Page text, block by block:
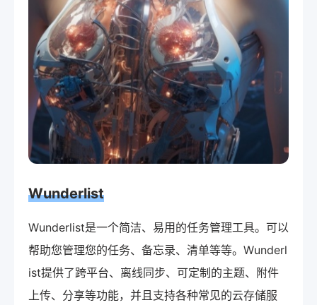
Wunderlist
Wunderlist是一个简洁、易用的任务管理工具。可以
帮助您管理您的任务、备忘录、清单等等。Wunderl
ist提供了跨平台、离线同步、可定制的主题、附件
上传、分享等功能，并且支持各种常见的云存储服